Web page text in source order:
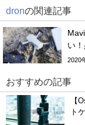
dronの関連記事
い
2020
おすすめの記事
【
ト